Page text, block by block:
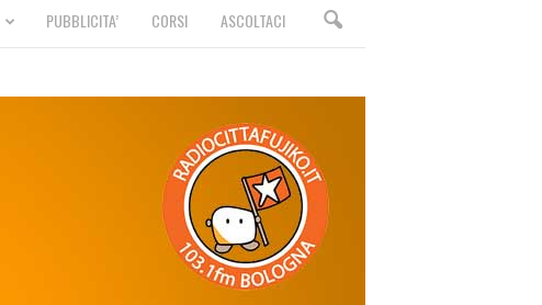
PUBBLICITA’ CORSI ASCOLTACI